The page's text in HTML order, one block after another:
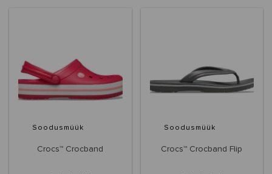
Soodusmüük
Crocs™ Crocband
Soodusmüük
Crocs™ Crocband Flip